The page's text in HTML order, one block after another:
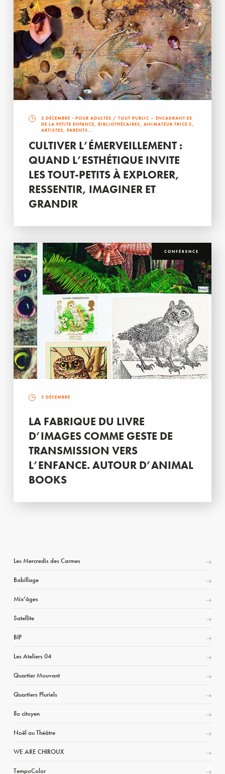
2 DÉCEMBRE - POUR ADULTES / TOUT PUBLIC – ENCADRANT.ES
DE LA PETITE ENFANCE, BIBLIOTHÉCAIRES, ANIMATEUR.TRICE.S,
ARTISTES, PARENTS…
CULTIVER L’ÉMERVEILLEMENT :
QUAND L’ESTHÉTIQUE INVITE
LES TOUT-PETITS À EXPLORER,
RESSENTIR, IMAGINER ET
GRANDIR
CONFÉRENCE
3 DÉCEMBRE
LA FABRIQUE DU LIVRE
D’IMAGES COMME GESTE DE
TRANSMISSION VERS
L’ENFANCE. AUTOUR D’ANIMAL
BOOKS
Les Mercredis des Carmes
Babillage
Mix’âges
Satellite
BIP
Les Ateliers 04
Quartier Mouvant
Quartiers Pluriels
Ilo citoyen
Noël au Théâtre
WE ARE CHIROUX
TempoColor